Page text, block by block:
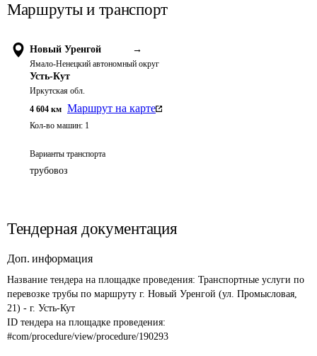
Маршруты и транспорт
Новый Уренгой →
Ямало-Ненецкий автономный округ
Усть-Кут
Иркутская обл.
4 604 км Маршрут на карте
Кол-во машин: 1
Варианты транспорта
трубовоз
Тендерная документация
Доп. информация
Название тендера на площадке проведения: Транспортные услуги по
перевозке трубы по маршруту г. Новый Уренгой (ул. Промысловая,
21) - г. Усть-Кут
ID тендера на площадке проведения:
#com/procedure/view/procedure/190293